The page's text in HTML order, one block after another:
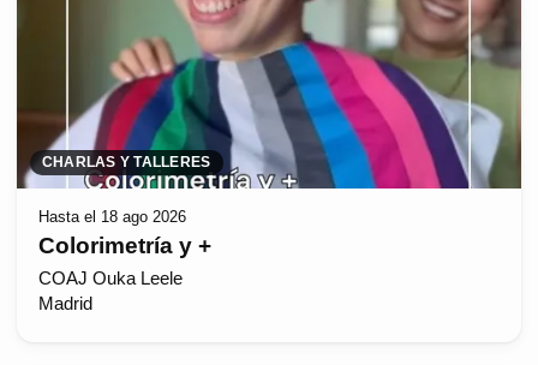
CHARLAS Y TALLERES
Hasta el 18 ago 2026
Colorimetría y +
COAJ Ouka Leele
Madrid